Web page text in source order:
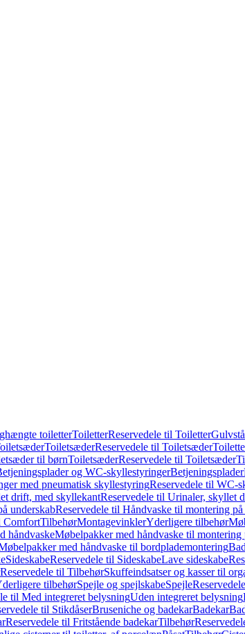
toiletterToiletterReservedele til Toiletter
ToiletsæderReservedele til Toiletsæder
til børnToiletsæderReservedele til Toiletsæder
og WC-skyllestyringerBetjeningsplader
med pneumatisk skyllestyringReservedele til WC-
drift, med skyllekantReservedele til Urinaler, skyllet
underskabReservedele til Håndvaske til montering på
ComfortTilbehørMontagevinklerYderligere tilbehør
håndvaskeMøbelpakker med håndvaske til montering
med håndvaske til bordplademontering
SideskabeReservedele til SideskabeLave sideskabe
Reservedele til TilbehørSkuffeindsatser og kasser til
tilbehørSpejle og spejlskabeSpejle
til Med integreret belysningUden integreret belysning
til StikdåserBruseniche og badekarBadekar
Reservedele til Fritstående badekarTilbehør